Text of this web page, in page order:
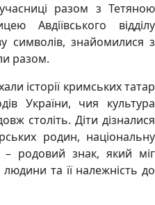
разом з Тетяною
Авдіївського відділу
символів, знайомилися з
разом.
історії кримських татар
України, чия культура
століть. Діти дізналися
родин, національну
родовий знак, який міг
та її належність до